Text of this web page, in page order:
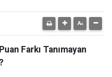
Farkı Tanımayan